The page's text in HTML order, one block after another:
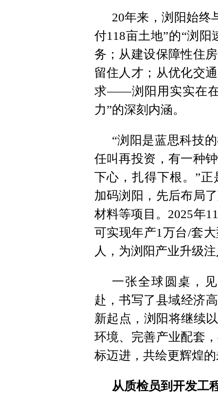
20年来，浏阳始终
付118亩土地”的“浏
务；从建设保障性住
留住人才；从优化交
求——浏阳用实实在
力”的深刻内涵。
“浏阳是蓝思科技
任叫再投资，有一种
下心，扎得下根。”
加码浏阳，先后布局
材料等项目。2025年
可实现年产1万台/套
人，为浏阳产业升级
一张全球圆桌，
赴，书写了县域经济
新起点，浏阳将继续
环境、完善产业配套
标迈进，共绘更辉煌
从质检员到开发工